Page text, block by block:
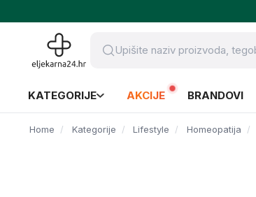
KATEGORIJE AKCIJE BRANDOVI
Home Kategorije Lifestyle Homeopatija